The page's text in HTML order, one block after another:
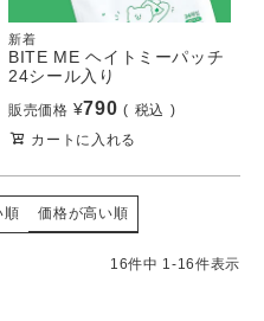
新着
BITE ME ヘイトミーパッチ
24シール入り
販売価格 ¥790
税込
カートに入れる
順 価格が高い順
16件中 1-16件表示